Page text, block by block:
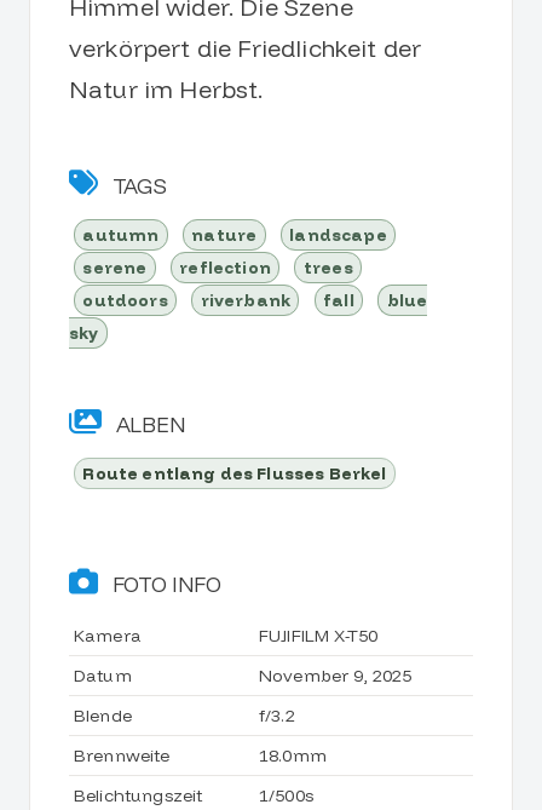
Himmel wider. Die Szene
verkörpert die Friedlichkeit der
Natur im Herbst.
TAGS
autumn nature
landscape
serene
reflection
trees
outdoors
riverbank fall
blue
sky
ALBEN
Route entlang des Flusses Berkel
FOTO INFO
Kamera
FUJIFILM X-T50
Datum
November 9, 2025
Blende
f/3.2
Brennweite
18.0mm
Belichtungszeit
1/500s